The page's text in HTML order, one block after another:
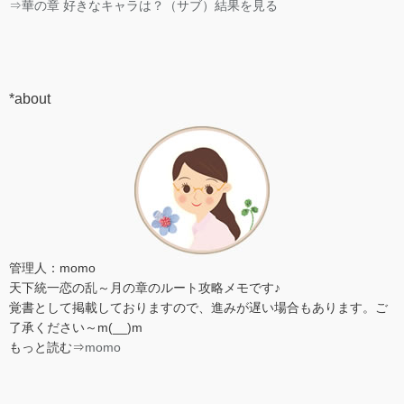
⇒華の章 好きなキャラは？（サブ）結果を見る
*about
管理人：momo
天下統一恋の乱～月の章のルート攻略メモです♪
覚書として掲載しておりますので、進みが遅い場合もあります。ご
了承ください～m(__)m
もっと読む⇒momo